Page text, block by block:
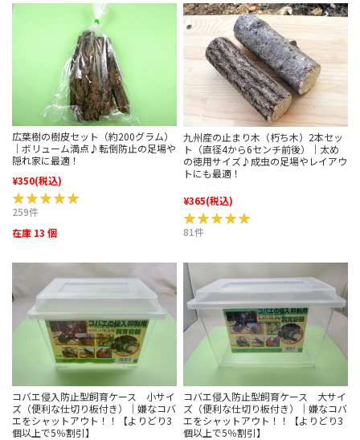
広葉樹の樹皮セット（約200グラム）
｜ボリューム満点♪転倒防止の足場や
隠れ家に最適！
¥350(税込)
★★★★★
★★★★★
259件
在庫 13 個
九州産の止まり木（朽ち木）2本セッ
ト（直径4から6センチ前後）｜太め
の徳用サイズ♪成虫の足場やレイアウ
トにも最適！
¥365(税込)
★★★★★
★★★★★
81件
コバエ侵入防止型飼育ケース 小サイ
ズ（便利な仕切り板付き）｜嫌なコバ
エをシャットアウト！！【よりどり3
個以上で5％割引】
コバエ侵入防止型飼育ケース 大サイ
ズ（便利な仕切り板付き）｜嫌なコバ
エをシャットアウト！！【よりどり3
個以上で5％割引】